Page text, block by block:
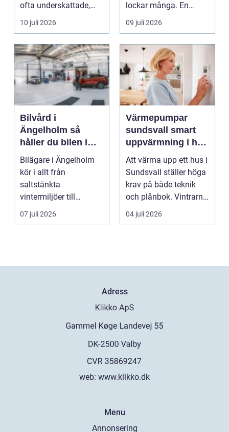
ofta underskattade,
delarna i trafikmiljön.
10 juli 2026
lockar många. En
guldsmed i Göteb...
09 juli 2026
Bilvård i
Ängelholm så
håller du bilen i
toppskick året runt
Bilägare i Ängelholm
kör i allt från
saltstänkta
vintermiljöer till
dammiga
07 juli 2026
Värmepumpar
sundsvall smart
uppvärmning i hårt
klimat
Att värma upp ett hus i
Sundsvall ställer höga
krav på både teknik
och plånbok. Vintrarna
är långa, ...
04 juli 2026
Adress
web: www.klikko.dk
Menu
Annonsering